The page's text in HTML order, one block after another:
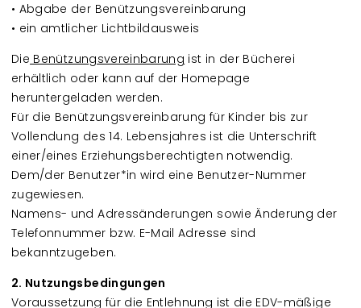
• Abgabe der Benützungsvereinbarung
• ein amtlicher Lichtbildausweis
Die Benützungsvereinbarung ist in der Bücherei
erhältlich oder kann auf der Homepage
heruntergeladen werden.
Für die Benützungsvereinbarung für Kinder bis zur
Vollendung des 14. Lebensjahres ist die Unterschrift
einer/eines Erziehungsberechtigten notwendig.
Dem/der Benutzer*in wird eine Benutzer-Nummer
zugewiesen.
Namens- und Adressänderungen sowie Änderung der
Telefonnummer bzw. E-Mail Adresse sind
bekanntzugeben.
2. Nutzungsbedingungen
Voraussetzung für die Entlehnung ist die EDV-mäßige